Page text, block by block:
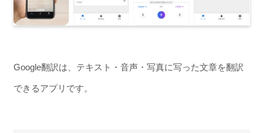
Google翻訳は、テキスト・音声・写真に写った文章を翻訳
できるアプリです。